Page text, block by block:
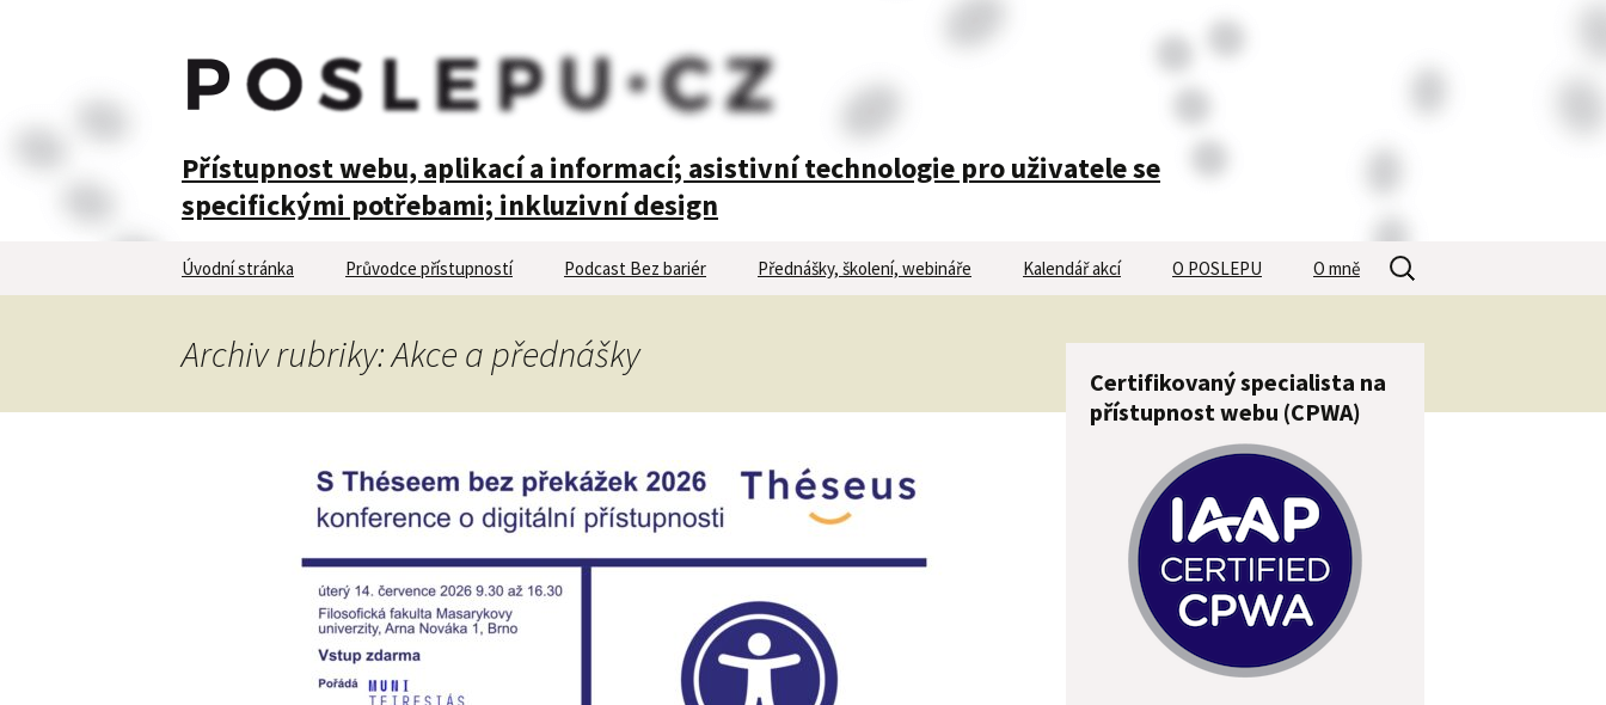
POSLEPU
Přístupnost webu, aplikací a informací; asistivní technologie pro uživatele se
specifickými potřebami; inkluzivní design
Přejít
webu
Úvodní stránka Průvodce přístupností Podcast Bez bariér Přednášky, školení, webináře Kalendář akcí O POSLEPU O mně
Vyhledávání
Archiv rubriky: Akce a přednášky
Certifikovaný specialista na
přístupnost webu (CPWA)